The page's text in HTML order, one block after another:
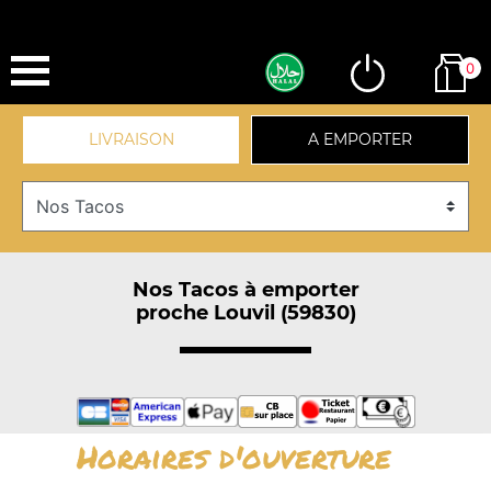
0
LIVRAISON A EMPORTER
Nos Tacos à emporter
proche Louvil (59830)
Horaires d'ouverture